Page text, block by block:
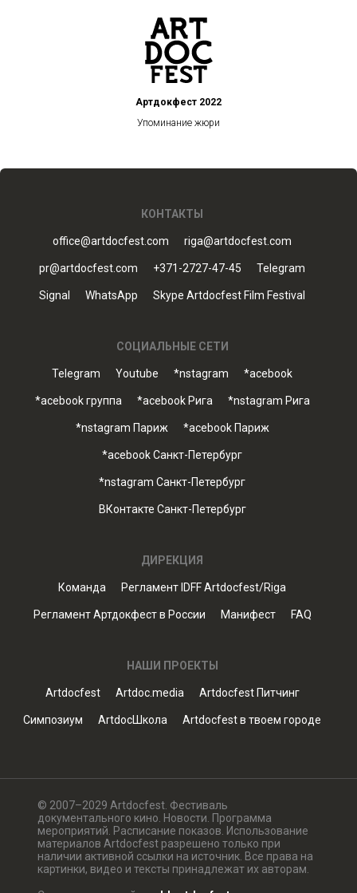
Артдокфест 2022
Упоминание жюри
КОНТАКТЫ
office@artdocfest.com riga@artdocfest.com
pr@artdocfest.com +371-2727-47-45 Telegram
Signal WhatsApp Skype Artdocfest Film Festival
СОЦИАЛЬНЫЕ СЕТИ
Telegram Youtube *nstagram *acebook
*acebook группа *acebook Рига *nstagram Рига
*nstagram Париж *acebook Париж
*acebook Санкт-Петербург
*nstagram Санкт-Петербург
ВКонтакте Санкт-Петербург
ДИРЕКЦИЯ
Команда Регламент IDFF Artdocfest/Riga
Регламент Артдокфест в России Манифест FAQ
НАШИ ПРОЕКТЫ
Artdocfest Artdoc.media Artdocfest Питчинг
Симпозиум ArtdocШкола Artdocfest в твоем городе
© 2007–2029 Artdocfest. Фестиваль
документального кино. Новости. Программа
мероприятий. Расписание показов. Использование
материалов Artdocfest разрешено только при
наличии активной ссылки на источник. Все права на
картинки, видео и тексты принадлежат их авторам.